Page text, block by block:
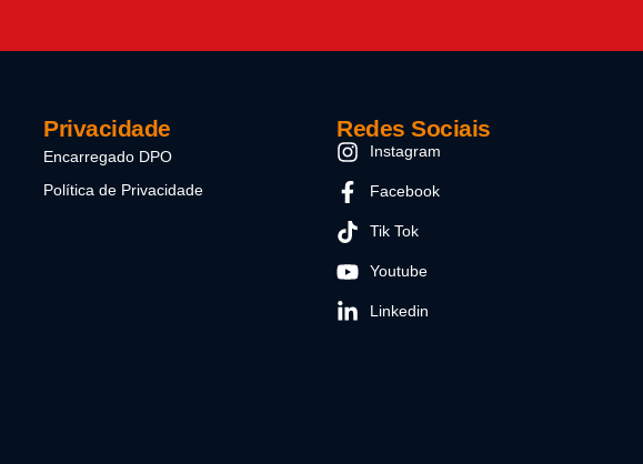
Privacidade
Encarregado DPO
Política de Privacidade
Redes Sociais
Instagram
Facebook
Tik Tok
Youtube
Linkedin